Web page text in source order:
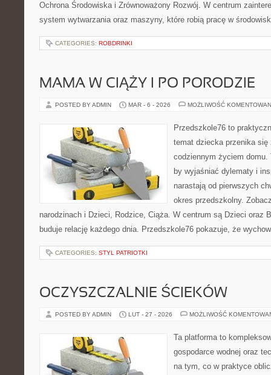
Ochrona Środowiska i Zrównoważony Rozwój. W centrum
system wytwarzania oraz maszyny, które robią pracę w
CATEGORIES: ROBDRINKI
MAMA W CIĄŻY I PO PORODZIE
POSTED BY ADMIN MAR - 6 - 2026 MOŻLIWOŚĆ
Przedszkole76 to
temat dziecka przenika
codziennym życiem
by wyjaśniać dylematy i
narastają od pierwszych
okres przedszkolny.
narodzinach i Dzieci, Rodzice, Ciąża. W centrum są Dzieci oraz
buduje relację każdego dnia. Przedszkole76 pokazuje, że
CATEGORIES: STYL PATRIOTKI
OCZYSZCZALNIE ŚCIEKÓW
POSTED BY ADMIN LUT - 27 - 2026 MOŻLIWOŚĆ
Ta platforma to
gospodarce wodnej oraz
na tym, co w praktyce